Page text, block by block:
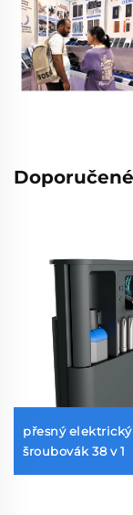
přesný elektrický
šroubovák 38 v 1